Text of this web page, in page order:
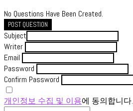
No Questions Have Been Created.
POST QUESTION
Subject
Writer
Email
Password
Confirm Password
개인정보 수집 및 이용에 동의합니다.